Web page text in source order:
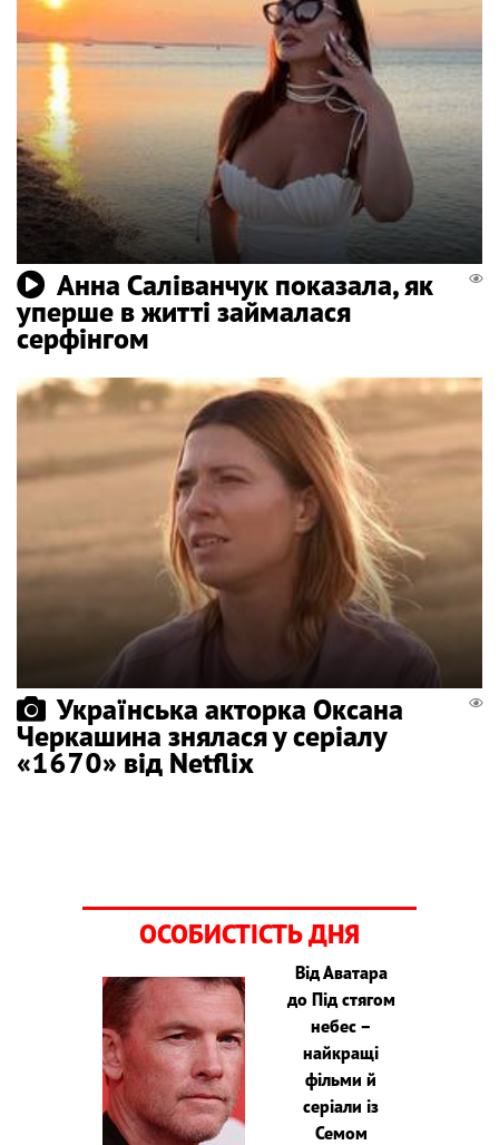
Анна Саліванчук показала, як
уперше в житті займалася
серфінгом
Українська акторка Оксана
Черкашина знялася у серіалу
«1670» від Netflix
ОСОБИСТІСТЬ ДНЯ
Від Аватара
до Під стягом
небес –
найкращі
фільми й
серіали із
Семом